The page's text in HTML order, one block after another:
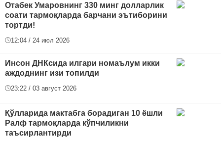
Отабек Умаровнинг 330 минг долларлик
соати тармоқларда барчани эътиборини
тортди!
12:04 / 24 июл 2026
Инсон ДНКсида илгари номаълум икки
аждоднинг изи топилди
23:22 / 03 август 2026
Қўлларида мактабга борадиган 10 ёшли
Ралф тармоқларда кўпчиликни
таъсирлантирди